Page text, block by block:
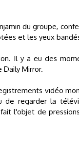
du groupe,
et les yeux
Il y a eu des
Mirror.
vidéo
regarder la
l'objet de